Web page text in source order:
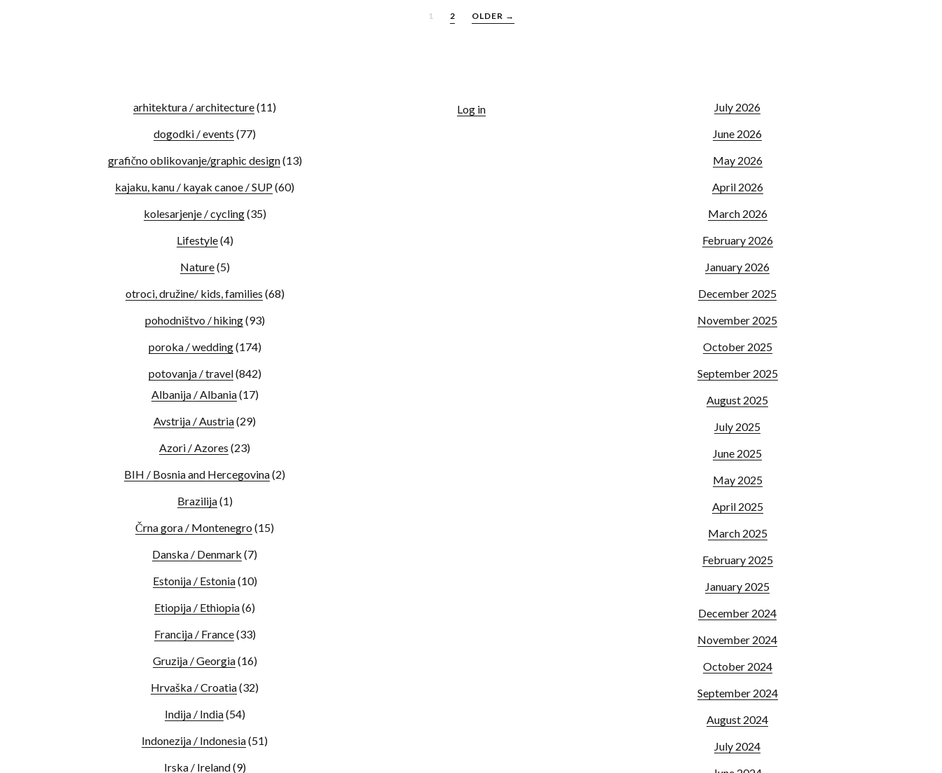
1 2 OLDER →
arhitektura / architecture(11)
dogodki / events (77)
grafično oblikovanje/graphic design(13)
kajaku, kanu / kayak canoe / SUP(60)
kolesarjenje / cycling(35)
Lifestyle(4)
Nature(5)
otroci, družine/ kids, families (68)
pohodništvo / hiking(93)
poroka / wedding(174)
potovanja / travel(842)
Albanija / Albania(17)
Avstrija / Austria(29)
Azori / Azores (23)
BIH / Bosnia and Hercegovina(2)
Brazilija(1)
Črna gora / Montenegro (15)
Danska / Denmark (7)
Estonija / Estonia(10)
Etiopija / Ethiopia(6)
Francija / France(33)
Gruzija / Georgia(16)
Hrvaška / Croatia(32)
Indija / India(54)
Indonezija / Indonesia(51)
Irska / Ireland(9)
Log in
July 2026
June 2026
May 2026
April 2026
March 2026
February 2026
January 2026
December 2025
November 2025
October 2025
September 2025
August 2025
July 2025
June 2025
May 2025
April 2025
March 2025
February 2025
January 2025
December 2024
November 2024
October 2024
September 2024
August 2024
July 2024